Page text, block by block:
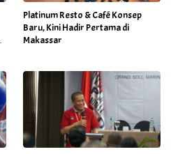
Platinum Resto & Café Konsep
Baru, Kini Hadir Pertama di
Makassar